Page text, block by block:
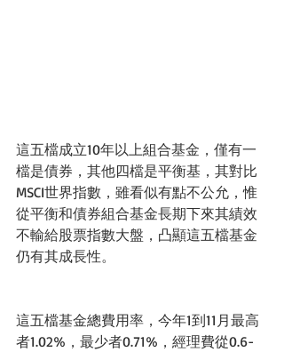
這五檔成立10年以上組合基金，僅有一
檔是債券，其他四檔是平衡基，其對比
MSCI世界指數，雖看似有點不公允，惟
從平衡和債券組合基金長期下來其績效
不輸給股票指數大盤，凸顯這五檔基金
仍有其成長性。
這五檔基金總費用率，今年1到11月最高
者1.02%，最少者0.71%，經理費從0.6-